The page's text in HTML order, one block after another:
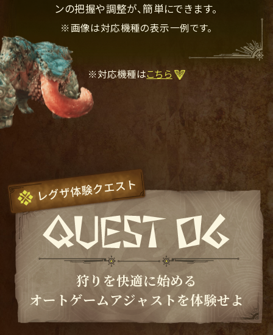
ンの把握や調整が、簡単にできます。
※画像は対応機種の表示一例です。
※対応機種はこちら
狩りを快適に始める
オートゲームアジャストを体験せよ